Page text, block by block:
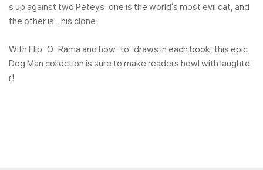
s up against two Peteys: one is the world's most evil cat, and
the other is... his clone!
With Flip-O-Rama and how-to-draws in each book, this epic
Dog Man collection is sure to make readers howl with laughte
r!